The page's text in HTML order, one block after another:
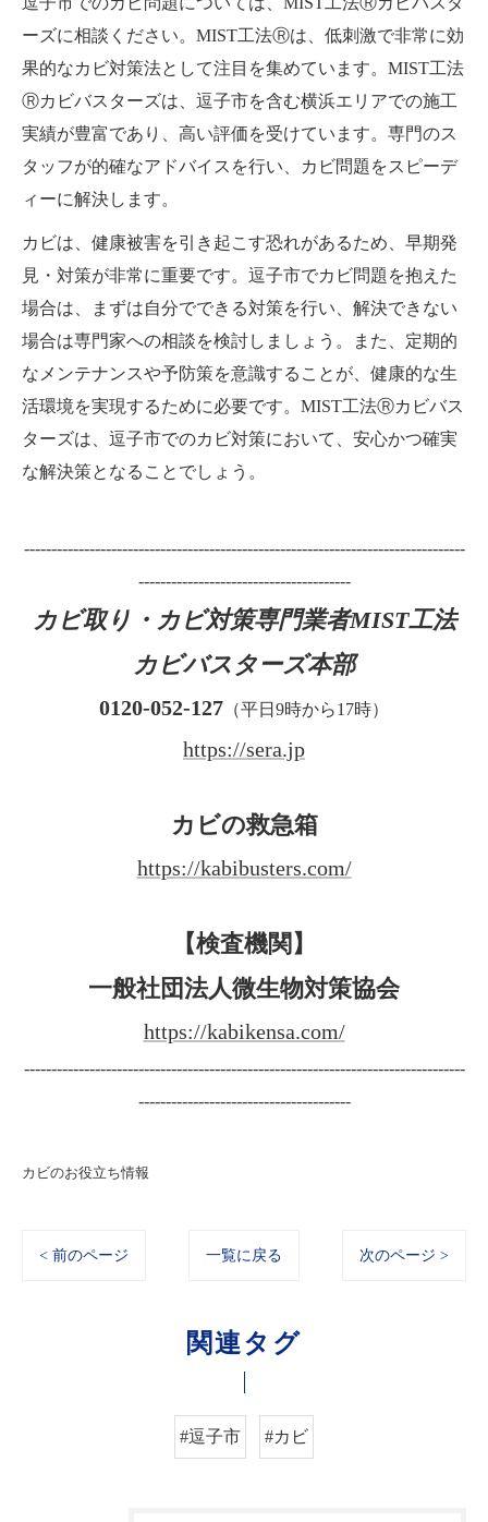
ーズに相談ください。MIST工法Ⓡは、低刺激で非常に効
果的なカビ対策法として注目を集めています。MIST工法
Ⓡカビバスターズは、逗子市を含む横浜エリアでの施工
実績が豊富であり、高い評価を受けています。専門のス
タッフが的確なアドバイスを行い、カビ問題をスピーデ
ィーに解決します。
カビは、健康被害を引き起こす恐れがあるため、早期発
見・対策が非常に重要です。逗子市でカビ問題を抱えた
場合は、まずは自分でできる対策を行い、解決できない
場合は専門家への相談を検討しましょう。また、定期的
なメンテナンスや予防策を意識することが、健康的な生
活環境を実現するために必要です。MIST工法Ⓡカビバス
ターズは、逗子市でのカビ対策において、安心かつ確実
な解決策となることでしょう。
---------------------------------------------------------------------------------
---------------------------------------
カビ取り・カビ対策専門業者MIST工法
カビバスターズ本部
0120-052-127 （平日9時から17時）
https://sera.jp
カビの救急箱
https://kabibusters.com/
【検査機関】
一般社団法人微生物対策協会
https://kabikensa.com/
---------------------------------------------------------------------------------
---------------------------------------
カビのお役立ち情報
< 前のページ 一覧に戻る 次のページ >
関連タグ
#逗子市 #カビ